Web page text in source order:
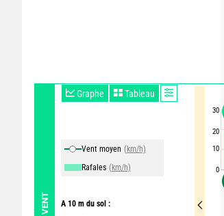
VENT
Graphe Tableau
Vent moyen (km/h)
Rafales (km/h)
A 10 m du sol :
30
20
10
0